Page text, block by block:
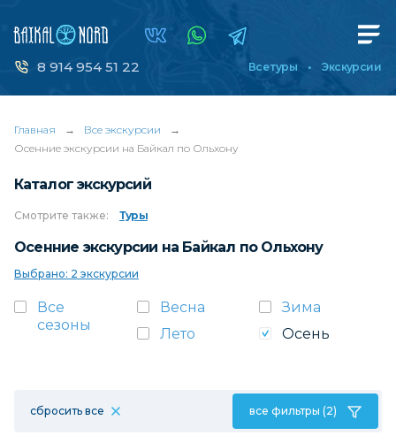
8 914 954 51 22 Все туры Экскурсии
Главная → Все экскурсии
→
Осенние экскурсии на Байкал по Ольхону
Каталог экскурсий
Смотрите также: Туры
Осенние экскурсии на Байкал по Ольхону
Выбрано: 2 экскурсии
Все
сезоны
Весна
Зима
Лето
Осень
сбросить все все фильтры (2)